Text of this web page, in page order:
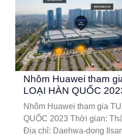
Nhôm Huawei tham
LOẠI HÀN QUỐC
Nhôm Huawei tham gia
QUỐC 2023 Thời gian:
Địa chỉ: Daehwa-dong